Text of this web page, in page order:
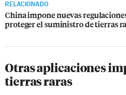
RELACIONADO
China impone nuevas
proteger el suministro de tierras
Otras aplicaciones
tierras raras